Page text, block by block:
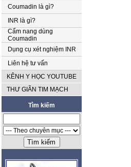
Coumadin là gì?
INR là gì?
Cẩm nang dùng
Coumadin
Dụng cụ xét nghiệm INR
Liên hệ tư vấn
KÊNH Y HỌC YOUTUBE
THƯ GIÃN TIM MẠCH
Tìm kiếm